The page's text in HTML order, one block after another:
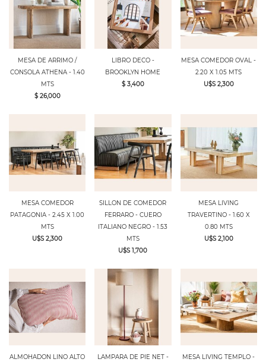
MESA DE ARRIMO /
CONSOLA ATHENA - 1.40
MTS
$ 26,000
LIBRO DECO -
BROOKLYN HOME
$ 3,400
MESA COMEDOR OVAL -
2.20 X 1.05 MTS
U$S 2,300
MESA COMEDOR
PATAGONIA - 2.45 X 1.00
MTS
U$S 2,300
SILLON DE COMEDOR
FERRARO - CUERO
ITALIANO NEGRO - 1.53
MTS
U$S 1,700
MESA LIVING
TRAVERTINO - 1.60 X
0.80 MTS
U$S 2,100
ALMOHADON LINO ALTO
LAMPARA DE PIE NET -
MESA LIVING TEMPLO -